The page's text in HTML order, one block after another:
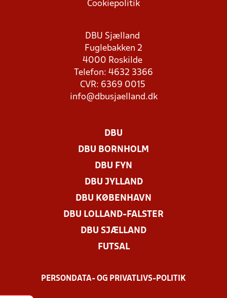
Cookiepolitik
DBU Sjælland
Fuglebakken 2
4000 Roskilde
Telefon: 4632 3366
CVR: 6369 0015
info@dbusjaelland.dk
DBU
DBU BORNHOLM
DBU FYN
DBU JYLLAND
DBU KØBENHAVN
DBU LOLLAND-FALSTER
DBU SJÆLLAND
FUTSAL
PERSONDATA- OG PRIVATLIVS-POLITIK